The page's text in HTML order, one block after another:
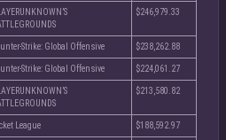
$246,979.33
Strike: Global Offensive $238,262.88
Strike: Global Offensive $224,061.27
$213,580.82
League $188,592.97